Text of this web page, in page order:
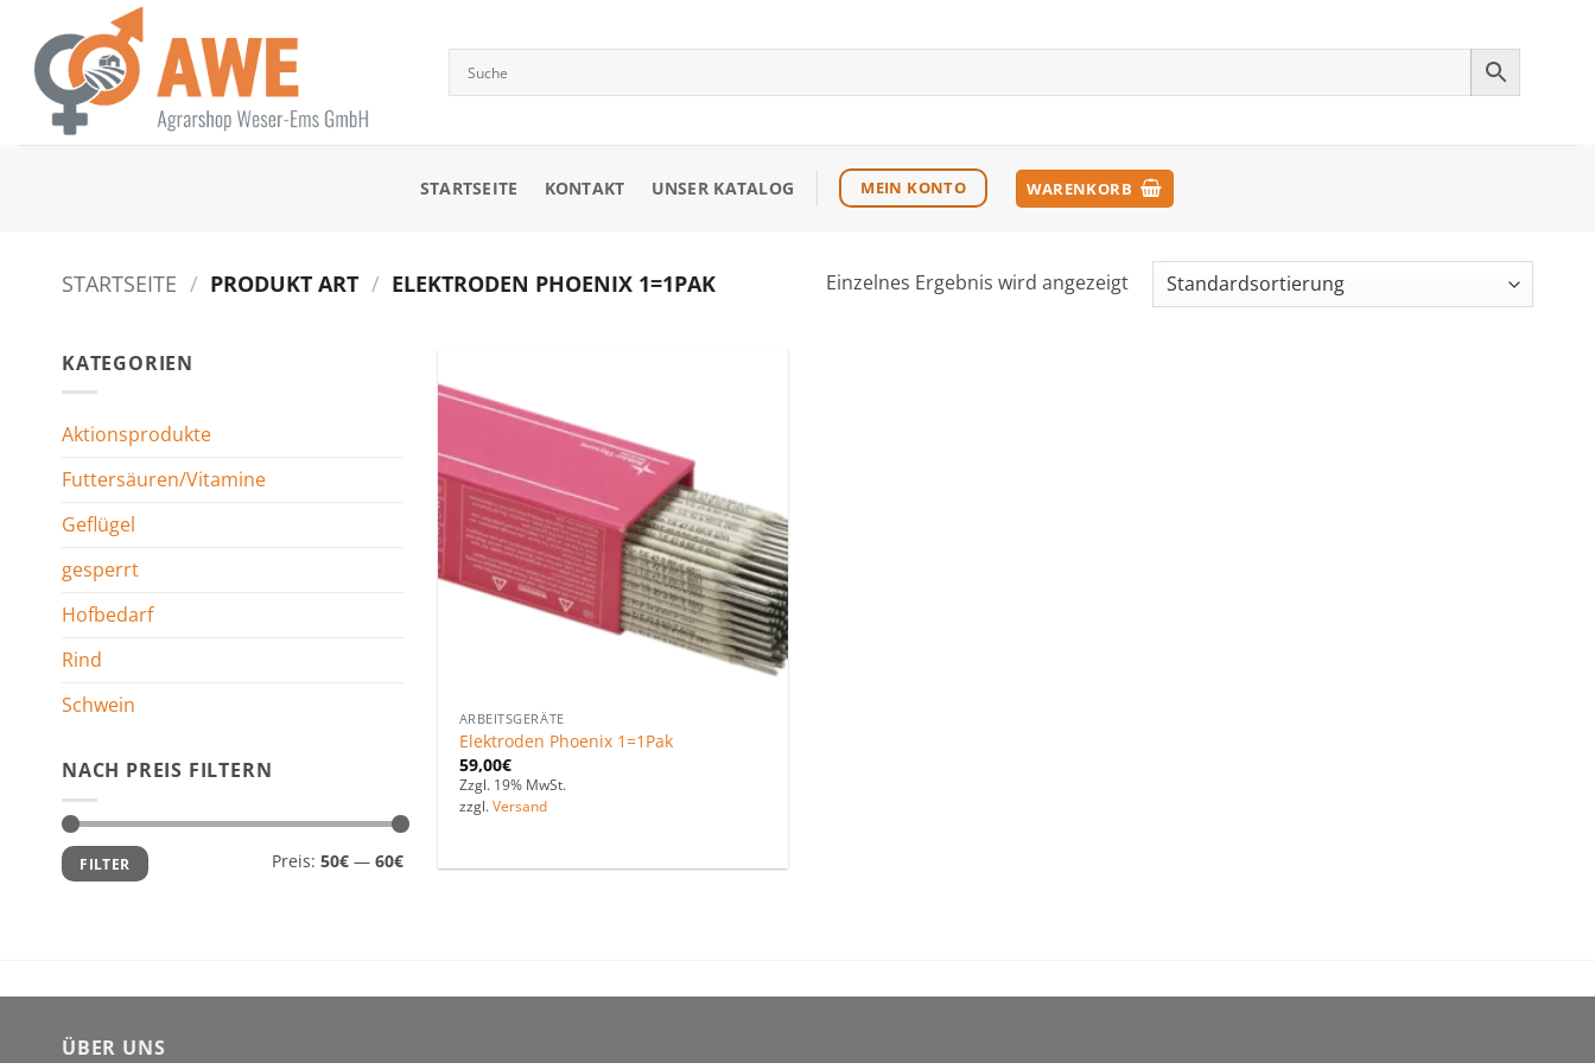
Inhalt
springen
STARTSEITE KONTAKT UNSER KATALOG MEIN KONTO WARENKORB
STARTSEITE / PRODUKT ART / ELEKTRODEN PHOENIX 1=1PAK Einzelnes Ergebnis wird angezeigt
KATEGORIEN
Aktionsprodukte
Futtersäuren/Vitamine
Geflügel
gesperrt
Hofbedarf
Rind
Schwein
NACH PREIS FILTERN
Min.
Preis
Max.
Preis
FILTER Preis: 50€— 60€
ARBEITSGERÄTE
Elektroden Phoenix 1=1Pak
59,00€
Zzgl. 19% MwSt.
zzgl. Versand
ÜBER UNS